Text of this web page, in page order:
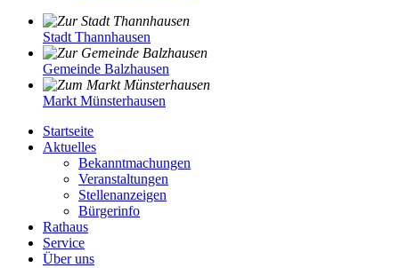
Stadt Thannhausen
Gemeinde Balzhausen
Markt Münsterhausen
Startseite
Aktuelles
Bekanntmachungen
Veranstaltungen
Stellenanzeigen
Bürgerinfo
Rathaus
Service
Über uns